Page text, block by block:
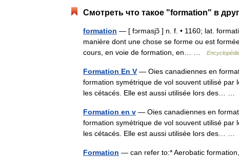
Смотреть что такое "formation" в
formation — [ fɔrmasjɔ̃ ] n. f. • 1160; lat.
manière dont une chose se forme ou est
cours, en voie de formation, en… …
Formation En V — Oies canadiennes en
formation symétrique de vol souvent utilisé
les cétacés. Elle est aussi utilisée lors des… …
Formation en v — Oies canadiennes en
formation symétrique de vol souvent utilisé
les cétacés. Elle est aussi utilisée lors des… …
Formation — can refer to:* Aerobatic